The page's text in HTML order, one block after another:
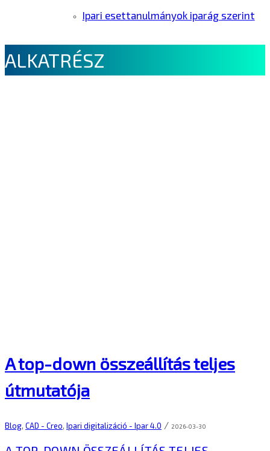
Ipari esettanulmányok iparág szerint
ALKATRÉSZ
A top-down összeállítás teljes
útmutatója
Blog, CAD - Creo, Ipari digitalizáció - Ipar 4.0 / 2026-03-30